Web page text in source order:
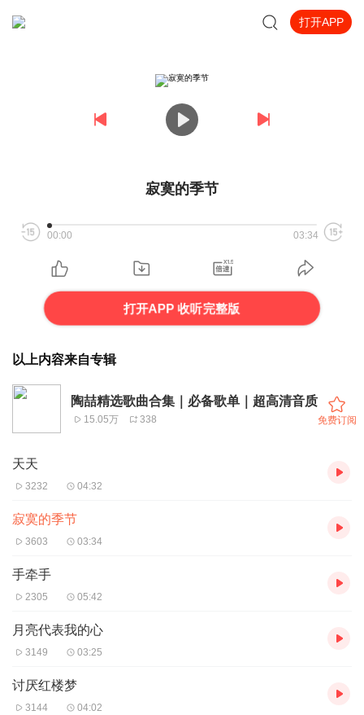
打开APP
寂寞的季节
00:00 03:34
打开APP 收听完整版
以上内容来自专辑
陶喆精选歌曲合集｜必备歌单｜超高清音质
15.05万 338 免费订阅
天天
3232 04:32
寂寞的季节
3603 03:34
手牵手
2305 05:42
月亮代表我的心
3149 03:25
讨厌红楼梦
3144 04:02